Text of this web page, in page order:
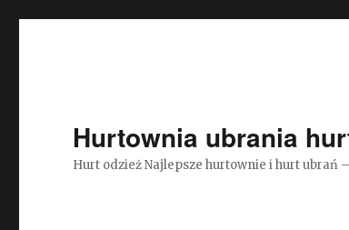
Hurtownia ubrania
Hurt odzież Najlepsze hurtownie i hurt